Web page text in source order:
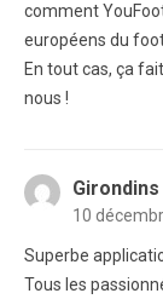
comment
européens du
En tout cas, ça
nous !
10
Superbe
Tous les